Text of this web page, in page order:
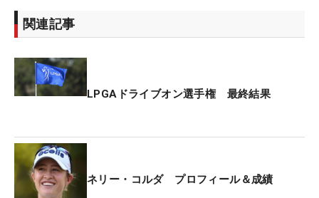
関連記事
LPGAドライブオン選手権 最終結果
ネリー・コルダ プロフィール＆成績